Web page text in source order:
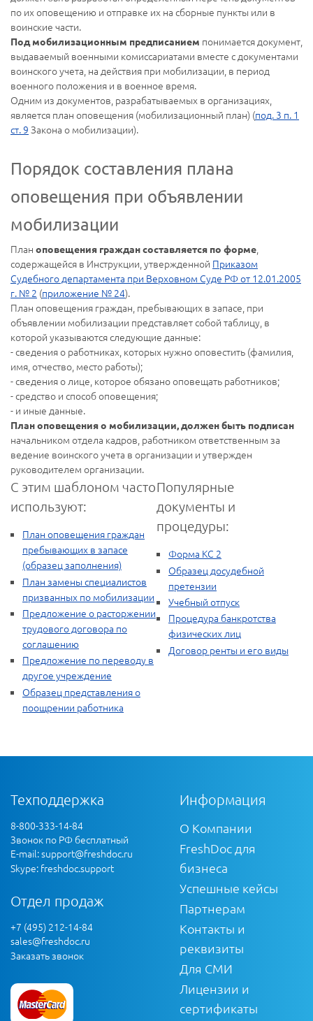
по их оповещению и отправке их на сборные пункты или в
воинские части.
Под мобилизационным предписанием понимается документ,
выдаваемый военными комиссариатами вместе с документами
воинского учета, на действия при мобилизации, в период
военного положения и в военное время.
Одним из документов, разрабатываемых в организациях,
является план оповещения (мобилизационный план) (под. 3 п. 1
ст. 9 Закона о мобилизации).
Порядок составления плана
оповещения при объявлении
мобилизации
План оповещения граждан составляется по форме,
содержащейся в Инструкции, утвержденной Приказом
Судебного департамента при Верховном Суде РФ от 12.01.2005
г. № 2 (приложение № 24).
План оповещения граждан, пребывающих в запасе, при
объявлении мобилизации представляет собой таблицу, в
которой указываются следующие данные:
- сведения о работниках, которых нужно оповестить (фамилия,
имя, отчество, место работы);
- сведения о лице, которое обязано оповещать работников;
- средство и способ оповещения;
- и иные данные.
План оповещения о мобилизации, должен быть подписан
начальником отдела кадров, работником ответственным за
ведение воинского учета в организации и утвержден
руководителем организации.
С этим шаблоном часто
используют:
План оповещения граждан
пребывающих в запасе
(образец заполнения)
План замены специалистов
призванных по мобилизации
Предложение о расторжении
трудового договора по
соглашению
Предложение по переводу в
другое учреждение
Образец представления о
поощрении работника
Популярные
документы и
процедуры:
Форма КС 2
Образец досудебной
претензии
Учебный отпуск
Процедура банкротства
физических лиц
Договор ренты и его виды
Техподдержка
8-800-333-14-84
Звонок по РФ бесплатный
E-mail:support@freshdoc.ru
Skype: freshdoc.support
Отдел продаж
+7 (495) 212-14-84
sales@freshdoc.ru
Заказать звонок
Информация
О Компании
FreshDoc для
бизнеса
Успешные кейсы
Партнерам
Контакты и
реквизиты
Для СМИ
Лицензии и
сертификаты